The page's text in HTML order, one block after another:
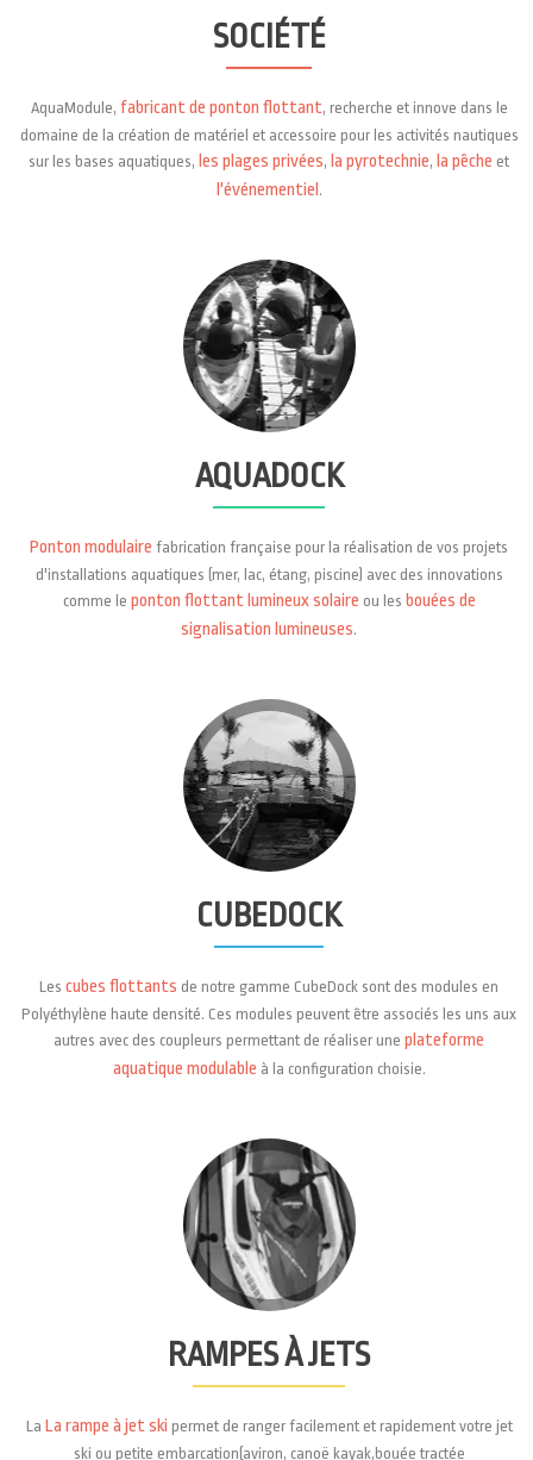
SOCIÉTÉ
AquaModule, fabricant de ponton flottant, recherche et innove dans le
domaine de la création de matériel et accessoire pour les activités nautiques
sur les bases aquatiques, les plages privées, la pyrotechnie, la pêche et
l'événementiel .
AQUADOCK
Ponton modulaire fabrication française pour la réalisation de vos projets
d'installations aquatiques (mer, lac, étang, piscine) avec des innovations
comme le ponton flottant lumineux solaire ou les bouées de
signalisation lumineuses.
CUBEDOCK
Les cubes flottants de notre gamme CubeDock sont des modules en
Polyéthylène haute densité. Ces modules peuvent être associés les uns aux
autres avec des coupleurs permettant de réaliser une plateforme
aquatique modulable à la configuration choisie.
RAMPES À JETS
La La rampe à jet ski permet de ranger facilement et rapidement votre jet
ski ou petite embarcation(aviron, canoë kayak,bouée tractée